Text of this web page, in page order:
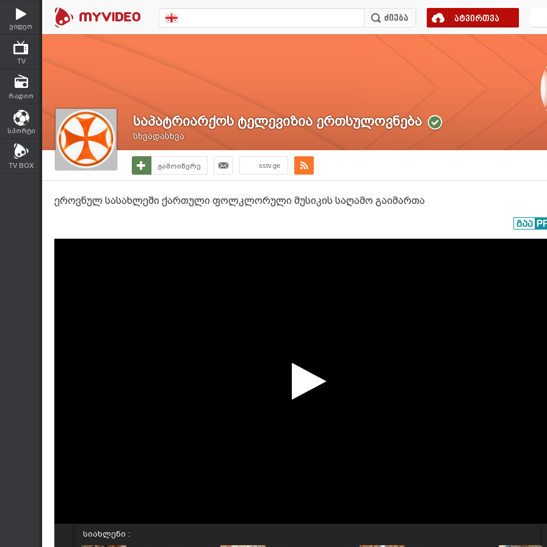
ვიდეო
TV
რადიო
სპორტი
TV BOX
ატვირთვა
საპატრიარქოს ტელევიზია ერთსულოვნება
სხვადასხვა
გამოიწერე sstv.ge
ეროვნულ სასახლეში ქართული ფოლკლორული მუსიკის საღამო გაიმართა
სიახლენი :